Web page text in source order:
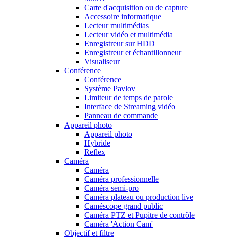
Carte d'acquisition ou de capture
Accessoire informatique
Lecteur multimédias
Lecteur vidéo et multimédia
Enregistreur sur HDD
Enregistreur et échantillonneur
Visualiseur
Conférence
Conférence
Système Pavlov
Limiteur de temps de parole
Interface de Streaming vidéo
Panneau de commande
Appareil photo
Appareil photo
Hybride
Reflex
Caméra
Caméra
Caméra professionnelle
Caméra semi-pro
Caméra plateau ou production live
Caméscope grand public
Caméra PTZ et Pupitre de contrôle
Caméra 'Action Cam'
Objectif et filtre